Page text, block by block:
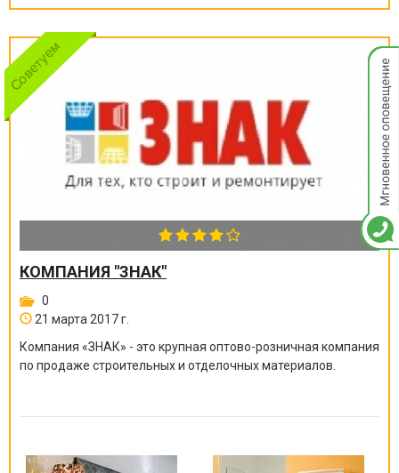
КОМПАНИЯ "ЗНАК"
0
21 марта 2017 г.
Компания «ЗНАК» - это крупная оптово-розничная компания
по продаже строительных и отделочных материалов.